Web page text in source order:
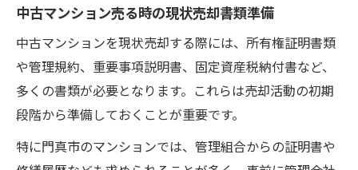
中古マンション売る時の現状売却書類準備
中古マンションを現状売却する際には、所有権証明書類
や管理規約、重要事項説明書、固定資産税納付書など、
多くの書類が必要となります。これらは売却活動の初期
段階から準備しておくことが重要です。
特に門真市のマンションでは、管理組合からの証明書や